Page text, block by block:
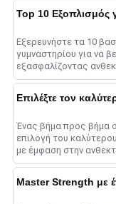
Εξερευνήστε τα 10
γυμναστηρίου για να
εξασφαλίζοντας
ελκυστικότητα για
Ένας βήμα προς βήμα
επιλογή του
με έμφαση στην
Master Strength με